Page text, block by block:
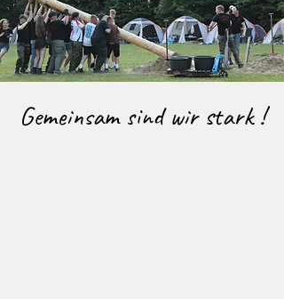
Gemeinsam sind wir stark !